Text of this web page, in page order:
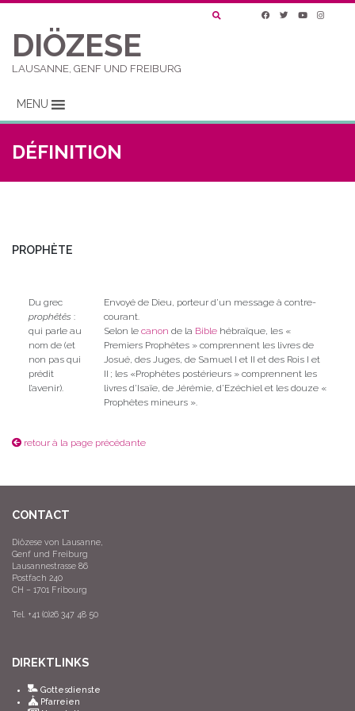
DIÖZESE
LAUSANNE, GENF UND FREIBURG
MENU
DÉFINITION
PROPHÈTE
Du grec
prophêtês :
qui parle au
nom de (et
non pas qui
prédit
l’avenir).
Envoyé de Dieu, porteur d’un message à contre-
courant.
Selon le canon de la Biblehébraïque, les «
Premiers Prophètes » comprennent les livres de
Josué, des Juges, de Samuel I et II et des Rois I et
II ; les «Prophètes postérieurs » comprennent les
livres d’Isaïe, de Jérémie, d’Ezéchiel et les douze «
Prophètes mineurs ».
retour à la page précédante
CONTACT
Diözese von Lausanne,
Genf und Freiburg
Lausannestrasse 86
Postfach 240
CH – 1701 Fribourg
Tel. +41 (0)26 347 48 50
DIREKTLINKS
Gottesdienste
Pfarreien